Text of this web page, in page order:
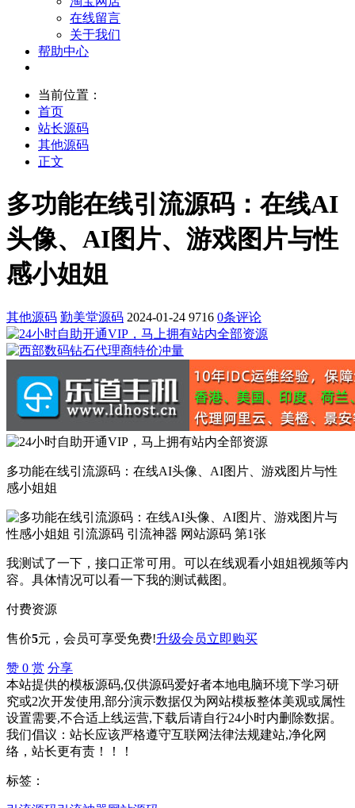
在线留言
关于我们
帮助中心
当前位置：
首页
站长源码
其他源码
正文
多功能在线引流源码：在线AI
头像、AI图片、游戏图片与性
感小姐姐
其他源码 勤美堂源码 2024-01-24 9716 0条评论
多功能在线引流源码：在线AI头像、AI图片、游戏图片与性
感小姐姐
我测试了一下，接口正常可用。可以在线观看小姐姐视频等内
容。具体情况可以看一下我的测试截图。
付费资源
售价5元 ，会员可享受免费!升级会员立即购买
赞 0 赏 分享
本站提供的模板源码,仅供源码爱好者本地电脑环境下学习研
究或2次开发使用,部分演示数据仅为网站模板整体美观或属性
设置需要,不合适上线运营,下载后请自行24小时内删除数据。
我们倡议：站长应该严格遵守互联网法律法规建站,净化网
络，站长更有责！！！
标签：